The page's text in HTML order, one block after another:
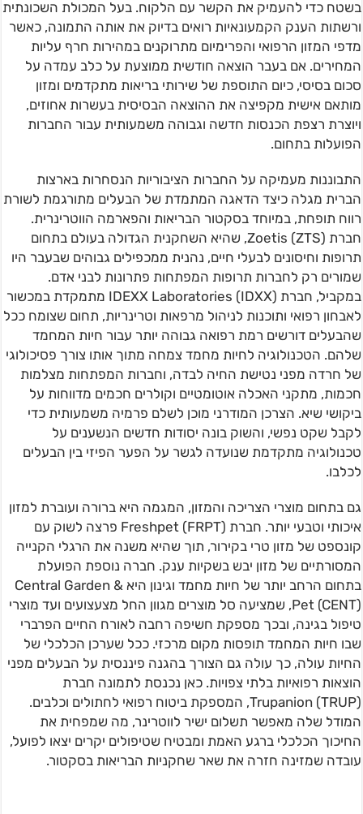
בשטח כדי להעמיק את הקשר עם הלקוח. בעל המכולת השכונתית
ורשתות הענק הקמעונאיות רואים בדיוק את אותה התמונה, כאשר
מדפי המזון הרפואי והפרימיום מתרוקנים במהירות חרף עליות
המחירים. אם בעבר הוצאה חודשית ממוצעת על כלב עמדה על
סכום בסיסי, כיום התוספת של שירותי בריאות מתקדמים ומזון
מותאם אישית מקפיצה את ההוצאה הבסיסית בעשרות אחוזים,
ויוצרת רצפת הכנסות חדשה וגבוהה משמעותית עבור החברות
הפועלות בתחום.
התבוננות מעמיקה על החברות הציבוריות הנסחרות בארצות
הברית מגלה כיצד הדאגה המתמדת של הבעלים מתורגמת לשורת
רווח תופחת, במיוחד בסקטור הבריאות והפארמה הווטרינרית.
חברת Zoetis (ZTS), שהיא השחקנית הגדולה בעולם בתחום
תרופות וחיסונים לבעלי חיים, נהנית ממכפילים גבוהים שבעבר היו
שמורים רק לחברות תרופות המפתחות פתרונות לבני אדם.
במקביל, חברת IDEXX Laboratories (IDXX) מתמקדת במכשור
לאבחון רפואי ותוכנות לניהול מרפאות וטרינריות, תחום שצומח ככל
שהבעלים דורשים רמת רפואה גבוהה יותר עבור חיות המחמד
שלהם. הטכנולוגיה לחיות מחמד צמחה מתוך אותו צורך פסיכולוגי
של חרדה מפני נטישת החיה לבדה, וחברות המפתחות מצלמות
חכמות, מתקני האכלה אוטומטיים וקולרים חכמים מדווחות על
ביקושי שיא. הצרכן המודרני מוכן לשלם פרמיה משמעותית כדי
לקבל שקט נפשי, והשוק בונה יסודות חדשים הנשענים על
טכנולוגיה מתקדמת שנועדה לגשר על הפער הפיזי בין הבעלים
לכלבו.
גם בתחום מוצרי הצריכה והמזון, המגמה היא ברורה ועוברת למזון
איכותי וטבעי יותר. חברת Freshpet (FRPT) פרצה לשוק עם
קונספט של מזון טרי בקירור, תוך שהיא משנה את הרגלי הקנייה
המסורתיים של מזון יבש בשקיות ענק. חברה נוספת הפועלת
בתחום הרחב יותר של חיות מחמד וגינון היא Central Garden &
Pet (CENT), שמציעה סל מוצרים מגוון החל מצעצועים ועד מוצרי
טיפול בגינה, ובכך מספקת חשיפה רחבה לאורח החיים הפרברי
שבו חיות המחמד תופסות מקום מרכזי. ככל שערכן הכלכלי של
החיות עולה, כך עולה גם הצורך בהגנה פיננסית על הבעלים מפני
הוצאות רפואיות בלתי צפויות. כאן נכנסת לתמונה חברת
Trupanion (TRUP), המספקת ביטוח רפואי לחתולים וכלבים.
המודל שלה מאפשר תשלום ישיר לווטרינר, מה שמפחית את
החיכוך הכלכלי ברגע האמת ומבטיח שטיפולים יקרים יצאו לפועל,
עובדה שמזינה חזרה את שאר שחקניות הבריאות בסקטור.